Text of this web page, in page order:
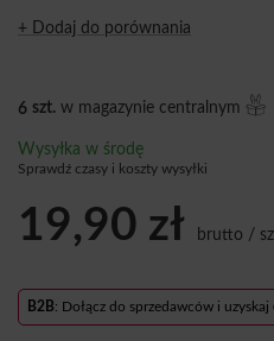
+ Dodaj do porównania
6 szt. w magazynie centralnym
Wysyłka w środę
Sprawdź czasy i koszty wysyłki
19,90 zł brutto /
B2B: Dołącz do sprzedawców i uzyskaj